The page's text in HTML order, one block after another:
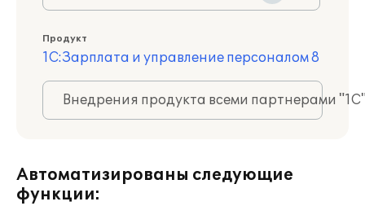
Продукт
1С:Зарплата и управление персоналом 8
Внедрения продукта всеми партнерами
Автоматизированы следующие
функции: